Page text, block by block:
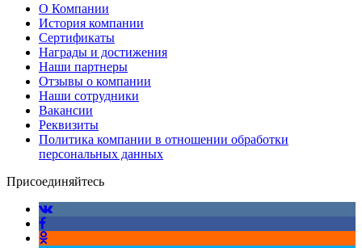
О Компании
История компании
Сертификаты
Награды и достижения
Наши партнеры
Отзывы о компании
Наши сотрудники
Вакансии
Реквизиты
Политика компании в отношении обработки
персональных данных
Присоединяйтесь